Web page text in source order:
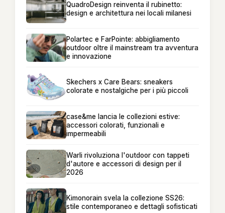
QuadroDesign reinventa il rubinetto:
design e architettura nei locali milanesi
Polartec e FarPointe: abbigliamento
outdoor oltre il mainstream tra avventura
e innovazione
Skechers x Care Bears: sneakers
colorate e nostalgiche per i più piccoli
case&me lancia le collezioni estive:
accessori colorati, funzionali e
impermeabili
Warli rivoluziona l'outdoor con tappeti
d'autore e accessori di design per il
2026
Kimonorain svela la collezione SS26:
stile contemporaneo e dettagli sofisticati